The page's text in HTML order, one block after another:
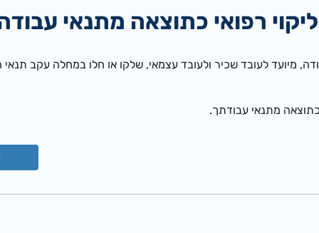
רפואי כתוצאה מתנאי עבודה
מיועד לעובד שכיר ולעובד עצמאי, שלקו או חלו במחלה עקב תנאי
מתנאי עבודתך.